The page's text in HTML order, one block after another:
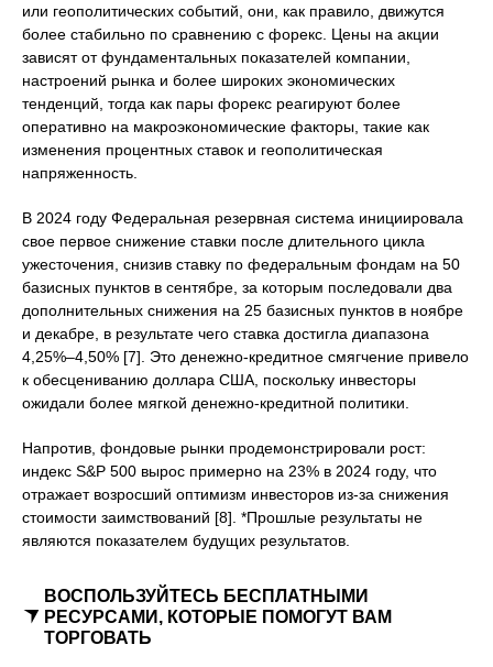
или геополитических событий, они, как правило, движутся
более стабильно по сравнению с форекс. Цены на акции
зависят от фундаментальных показателей компании,
настроений рынка и более широких экономических
тенденций, тогда как пары форекс реагируют более
оперативно на макроэкономические факторы, такие как
изменения процентных ставок и геополитическая
напряженность.
В 2024 году Федеральная резервная система инициировала
свое первое снижение ставки после длительного цикла
ужесточения, снизив ставку по федеральным фондам на 50
базисных пунктов в сентябре, за которым последовали два
дополнительных снижения на 25 базисных пунктов в ноябре
и декабре, в результате чего ставка достигла диапазона
4,25%–4,50% [7]. Это денежно-кредитное смягчение привело
к обесцениванию доллара США, поскольку инвесторы
ожидали более мягкой денежно-кредитной политики.
Напротив, фондовые рынки продемонстрировали рост:
индекс S&P 500 вырос примерно на 23% в 2024 году, что
отражает возросший оптимизм инвесторов из-за снижения
стоимости заимствований [8]. *Прошлые результаты не
являются показателем будущих результатов.
ВОСПОЛЬЗУЙТЕСЬ БЕСПЛАТНЫМИ
РЕСУРСАМИ, КОТОРЫЕ ПОМОГУТ ВАМ
ТОРГОВАТЬ